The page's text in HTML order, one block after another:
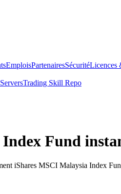
EmploisPartenairesSécuritéLicences
Trading Skill Repo
Fund
iShares MSCI Malaysia Index